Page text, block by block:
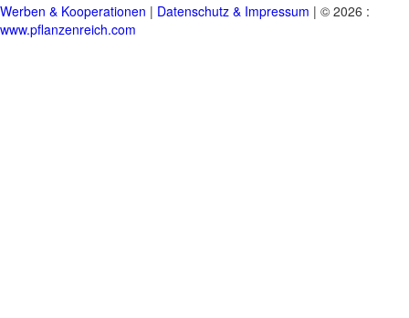
Werben & Kooperationen | Datenschutz & Impressum | © 2026 :
www.pflanzenreich.com